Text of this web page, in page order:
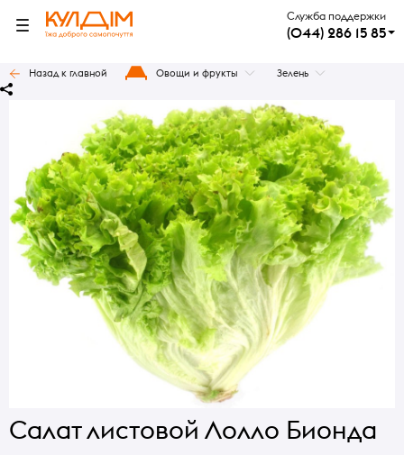
Служба поддержки
(044) 286 15 85
Назад к главной Овощи и фрукты Зелень
Салат листовой Лолло Бионда